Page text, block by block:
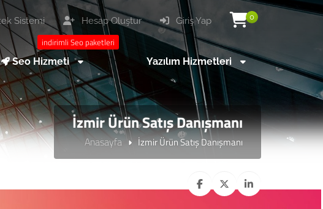
0
Giriş Yap
Hesap Oluştur
Sistemi
indirimli Seo paketleri
Seo Hizmeti Yazılım Hizmetleri
İzmir Ürün Satış Danışmanı
Anasayfa İzmir Ürün Satış Danışmanı